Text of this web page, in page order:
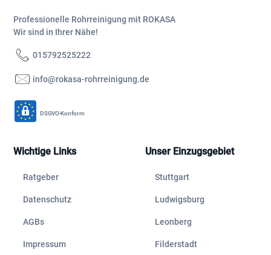
Professionelle Rohrreinigung mit ROKASA
Wir sind in Ihrer Nähe!
015792525222
info@rokasa-rohrreinigung.de
DSGVO-Konform
Wichtige Links
Ratgeber
Datenschutz
AGBs
Impressum
Unser Einzugsgebiet
Stuttgart
Ludwigsburg
Leonberg
Filderstadt